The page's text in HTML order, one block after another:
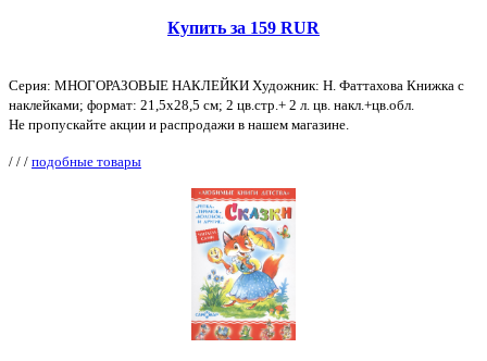
Купить за 159 RUR
Серия: МНОГОРАЗОВЫЕ НАКЛЕЙКИ Xудожник: Н. Фаттахова Книжка с
наклейками; формат: 21,5х28,5 см; 2 цв.стр.+ 2 л. цв. накл.+цв.обл.
Не пропускайте акции и распродажи в нашем магазине.
/ / / подобные товары